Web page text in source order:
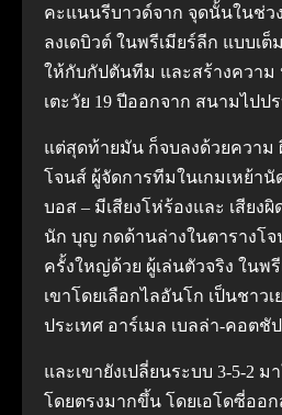
คะแนนรีบาวด์จาก จุดนั้นในช่ว
ลงเดบิวต์ ในพรีเมียร์ลีก แบบเ
ให้กับกัปตันทีม และสร้างความ
เตะวัย 19 ปีออกจาก สนามไปป
แต่สุดท้ายมัน ก็จบลงด้วยความ
โจนส์ ผู้จัดการทีมในเกมเหย้านั
บอส – มีเสียงโห่ร้องและ เสียง
นัก บุญ กดด้านล่างในตารางโ
ครั้งใหญ่ด้วย ผู้เล่นตัวจริง ในพ
เขาโดยเลือกไลอันโก เป็นชาว
ประเทศ อาร์เมล เบลล่า-คอตชั
และเขายังเปลี่ยนระบบ 3-5-2 ม
โดยตรงมากขึ้น โดยเอโดซี่ออ